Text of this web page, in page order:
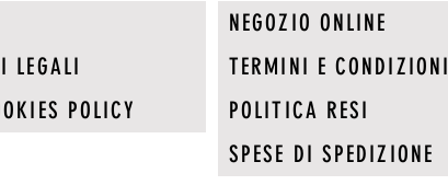
LEGALI
POLICY
NEGOZIO ONLINE
TERMINI E CONDIZIONI
POLITICA RESI
SPESE DI SPEDIZIONE